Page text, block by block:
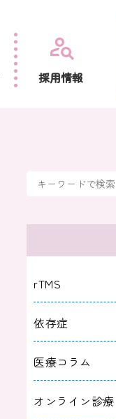
採用情報
rTMS
依存症
医療コラム
オンライン診療